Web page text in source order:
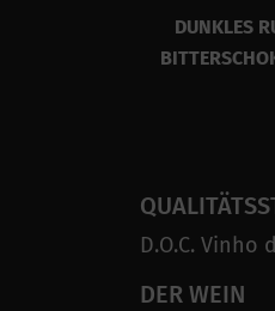
DUNKLES
D.O.C. Vinho
DER WEIN